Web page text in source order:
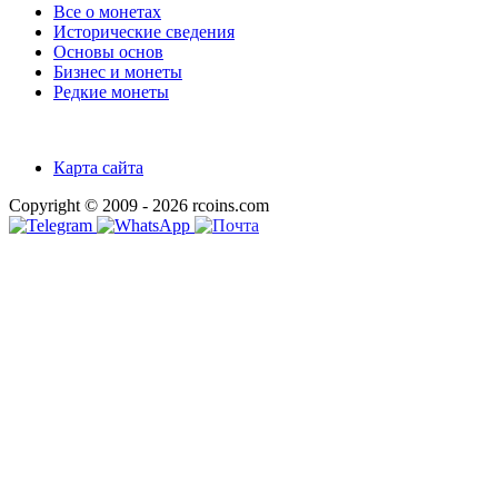
Все о монетах
Исторические сведения
Основы основ
Бизнес и монеты
Редкие монеты
Карта сайта
Copyright © 2009 - 2026 rcoins.com